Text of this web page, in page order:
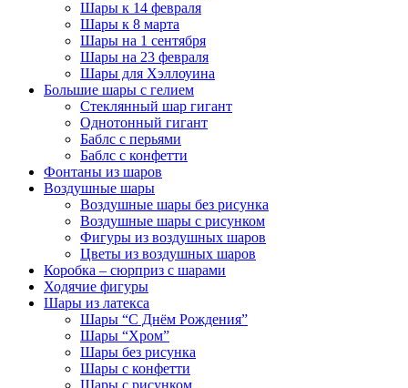
Шары к 14 февраля
Шары к 8 марта
Шары на 1 сентября
Шары на 23 февраля
Шары для Хэллоуина
Большие шары с гелием
Стеклянный шар гигант
Однотонный гигант
Баблс с перьями
Баблс с конфетти
Фонтаны из шаров
Воздушные шары
Воздушные шары без рисунка
Воздушные шары с рисунком
Фигуры из воздушных шаров
Цветы из воздушных шаров
Коробка – сюрприз с шарами
Ходячие фигуры
Шары из латекса
Шары “С Днём Рождения”
Шары “Хром”
Шары без рисунка
Шары с конфетти
Шары с рисунком